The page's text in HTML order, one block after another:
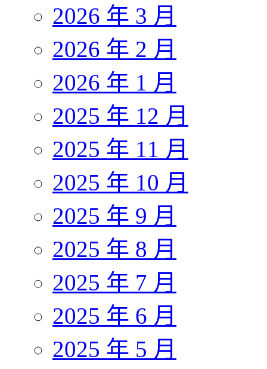
2026 年 3 月
2026 年 2 月
2026 年 1 月
2025 年 12 月
2025 年 11 月
2025 年 10 月
2025 年 9 月
2025 年 8 月
2025 年 7 月
2025 年 6 月
2025 年 5 月